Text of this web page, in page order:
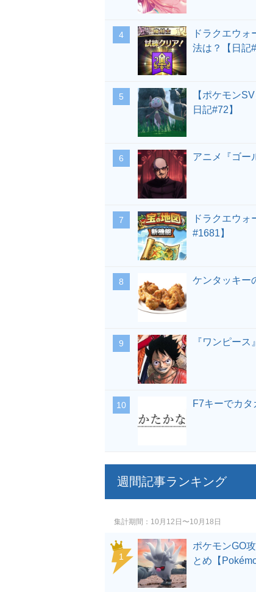
ドラクエウ
法は？【日記
【ポケモン
日記#72】
アニメ『ゴー
ドラクエウ
#1681】
ケンタッキー
『ワンピー
F7キーでカタ
週間記事ランキング
集計期間 10月12日〜10月18日
ポケモンGO
とめ【